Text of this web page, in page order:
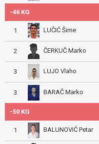
-46 KG
1 LUČIĆ Šime
2 ČERKUČ Marko
3 LUJO Vlaho
3 BARAČ Marko
-50 KG
1 BALUNOVIĆ Petar